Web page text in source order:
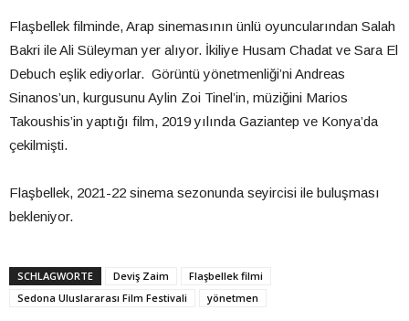
Flaşbellek filminde, Arap sinemasının ünlü oyuncularından Salah
Bakri ile Ali Süleyman yer alıyor. İkiliye Husam Chadat ve Sara El
Debuch eşlik ediyorlar. Görüntü yönetmenliği’ni Andreas
Sinanos’un, kurgusunu Aylin Zoi Tinel’in, müziğini Marios
Takoushis’in yaptığı film, 2019 yılında Gaziantep ve Konya’da
çekilmişti.
Flaşbellek, 2021-22 sinema sezonunda seyircisi ile buluşması
bekleniyor.
SCHLAGWORTE Deviş Zaim
Flaşbellek filmi
Sedona Uluslararası Film Festivali
yönetmen